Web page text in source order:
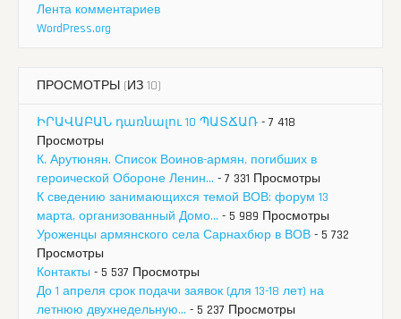
Лента комментариев
WordPress.org
ПРОСМОТРЫ (ИЗ 10)
ԻՐԱՎԱԲԱՆ դառնալու 10 ՊԱՏՃԱՌ - 7 418
Просмотры
К. Арутюнян. Список Воинов-армян, погибших в
героической Обороне Ленин... - 7 331 Просмотры
К сведению занимающихся темой ВОВ: форум 13
марта, организованный Домо... - 5 989 Просмотры
Уроженцы армянского села Сарнахбюр в ВОВ - 5 732
Просмотры
Контакты - 5 537 Просмотры
До 1 апреля срок подачи заявок (для 13-18 лет) на
летнюю двухнедельную... - 5 237 Просмотры